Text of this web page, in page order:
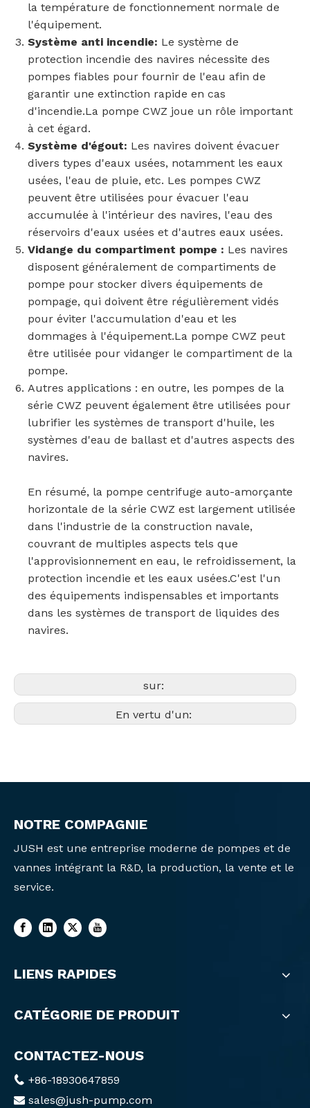
la température de fonctionnement normale de
l'équipement.
Système anti incendie: Le système de
protection incendie des navires nécessite des
pompes fiables pour fournir de l'eau afin de
garantir une extinction rapide en cas
d'incendie.La pompe CWZ joue un rôle important
à cet égard.
Système d'égout: Les navires doivent évacuer
divers types d'eaux usées, notamment les eaux
usées, l'eau de pluie, etc. Les pompes CWZ
peuvent être utilisées pour évacuer l'eau
accumulée à l'intérieur des navires, l'eau des
réservoirs d'eaux usées et d'autres eaux usées.
Vidange du compartiment pompe : Les navires
disposent généralement de compartiments de
pompe pour stocker divers équipements de
pompage, qui doivent être régulièrement vidés
pour éviter l'accumulation d'eau et les
dommages à l'équipement.La pompe CWZ peut
être utilisée pour vidanger le compartiment de la
pompe.
Autres applications : en outre, les pompes de la
série CWZ peuvent également être utilisées pour
lubrifier les systèmes de transport d'huile, les
systèmes d'eau de ballast et d'autres aspects des
navires.
En résumé, la pompe centrifuge auto-amorçante
horizontale de la série CWZ est largement utilisée
dans l'industrie de la construction navale,
couvrant de multiples aspects tels que
l'approvisionnement en eau, le refroidissement, la
protection incendie et les eaux usées.C'est l'un
des équipements indispensables et importants
dans les systèmes de transport de liquides des
navires.
sur:
En vertu d'un:
NOTRE COMPAGNIE
JUSH est une entreprise moderne de pompes et de
vannes intégrant la R&D, la production, la vente et le
service.
LIENS RAPIDES
CATÉGORIE DE PRODUIT
CONTACTEZ-NOUS
 +86-18930647859
 sales@jush-pump.com